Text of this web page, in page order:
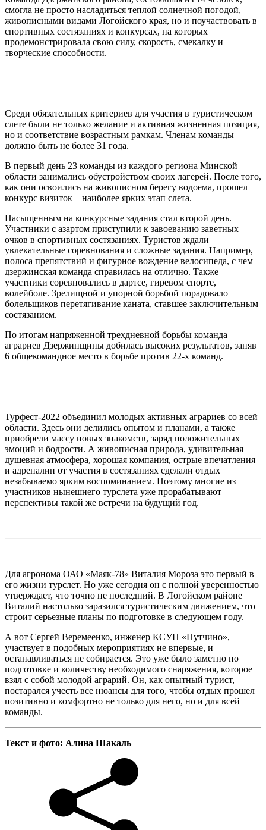
смогла не просто насладиться теплой солнечной погодой,
живописными видами Логойского края, но и поучаствовать в
спортивных состязаниях и конкурсах, на которых
продемонстрировала свою силу, скорость, смекалку и
творческие способности.
Среди обязательных критериев для участия в туристическом
слете были не только желание и активная жизненная позиция,
но и соответствие возрастным рамкам. Членам команды
должно быть не более 31 года.
В первый день 23 команды из каждого региона Минской
области занимались обустройством своих лагерей. После того,
как они освоились на живописном берегу водоема, прошел
конкурс визиток – наиболее ярких этап слета.
Насыщенным на конкурсные задания стал второй день.
Участники с азартом приступили к завоеванию заветных
очков в спортивных состязаниях. Туристов ждали
увлекательные соревнования и сложные задания. Например,
полоса препятствий и фигурное вождение велосипеда, с чем
дзержинская команда справилась на отлично. Также
участники соревновались в дартсе, гиревом спорте,
волейболе. Зрелищной и упорной борьбой порадовало
болельщиков перетягивание каната, ставшее заключительным
состязанием.
По итогам напряженной трехдневной борьбы команда
аграриев Дзержинщины добилась высоких результатов, заняв
6 общекомандное место в борьбе против 22-х команд.
Турфест-2022 объединил молодых активных аграриев со всей
области. Здесь они делились опытом и планами, а также
приобрели массу новых знакомств, заряд положительных
эмоций и бодрости. А живописная природа, удивительная
душевная атмосфера, хорошая компания, острые впечатления
и адреналин от участия в состязаниях сделали отдых
незабываемо ярким воспоминанием. Поэтому многие из
участников нынешнего турслета уже прорабатывают
перспективы такой же встречи на будущий год.
Для агронома ОАО «Маяк-78» Виталия Мороза это первый в
его жизни турслет. Но уже сегодня он с полной уверенностью
утверждает, что точно не последний. В Логойском районе
Виталий настолько заразился туристическим движением, что
строит серьезные планы по подготовке в следующем году.
А вот Сергей Веремеенко, инженер КСУП «Путчино»,
участвует в подобных мероприятиях не впервые, и
останавливаться не собирается. Это уже было заметно по
подготовке и количеству необходимого снаряжения, которое
взял с собой молодой аграрий. Он, как опытный турист,
постарался учесть все нюансы для того, чтобы отдых прошел
позитивно и комфортно не только для него, но и для всей
команды.
Текст и фото: Алина Шакаль